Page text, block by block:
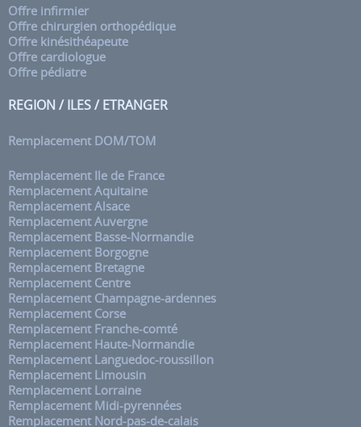
Offre infirmier
Offre chirurgien orthopédique
Offre kinésithéapeute
Offre cardiologue
Offre pédiatre
REGION / ILES / ETRANGER
Remplacement DOM/TOM
Remplacement Ile de France
Remplacement Aquitaine
Remplacement Alsace
Remplacement Auvergne
Remplacement Basse-Normandie
Remplacement Borgogne
Remplacement Bretagne
Remplacement Centre
Remplacement Champagne-ardennes
Remplacement Corse
Remplacement Franche-comté
Remplacement Haute-Normandie
Remplacement Languedoc-roussillon
Remplacement Limousin
Remplacement Lorraine
Remplacement Midi-pyrennées
Remplacement Nord-pas-de-calais